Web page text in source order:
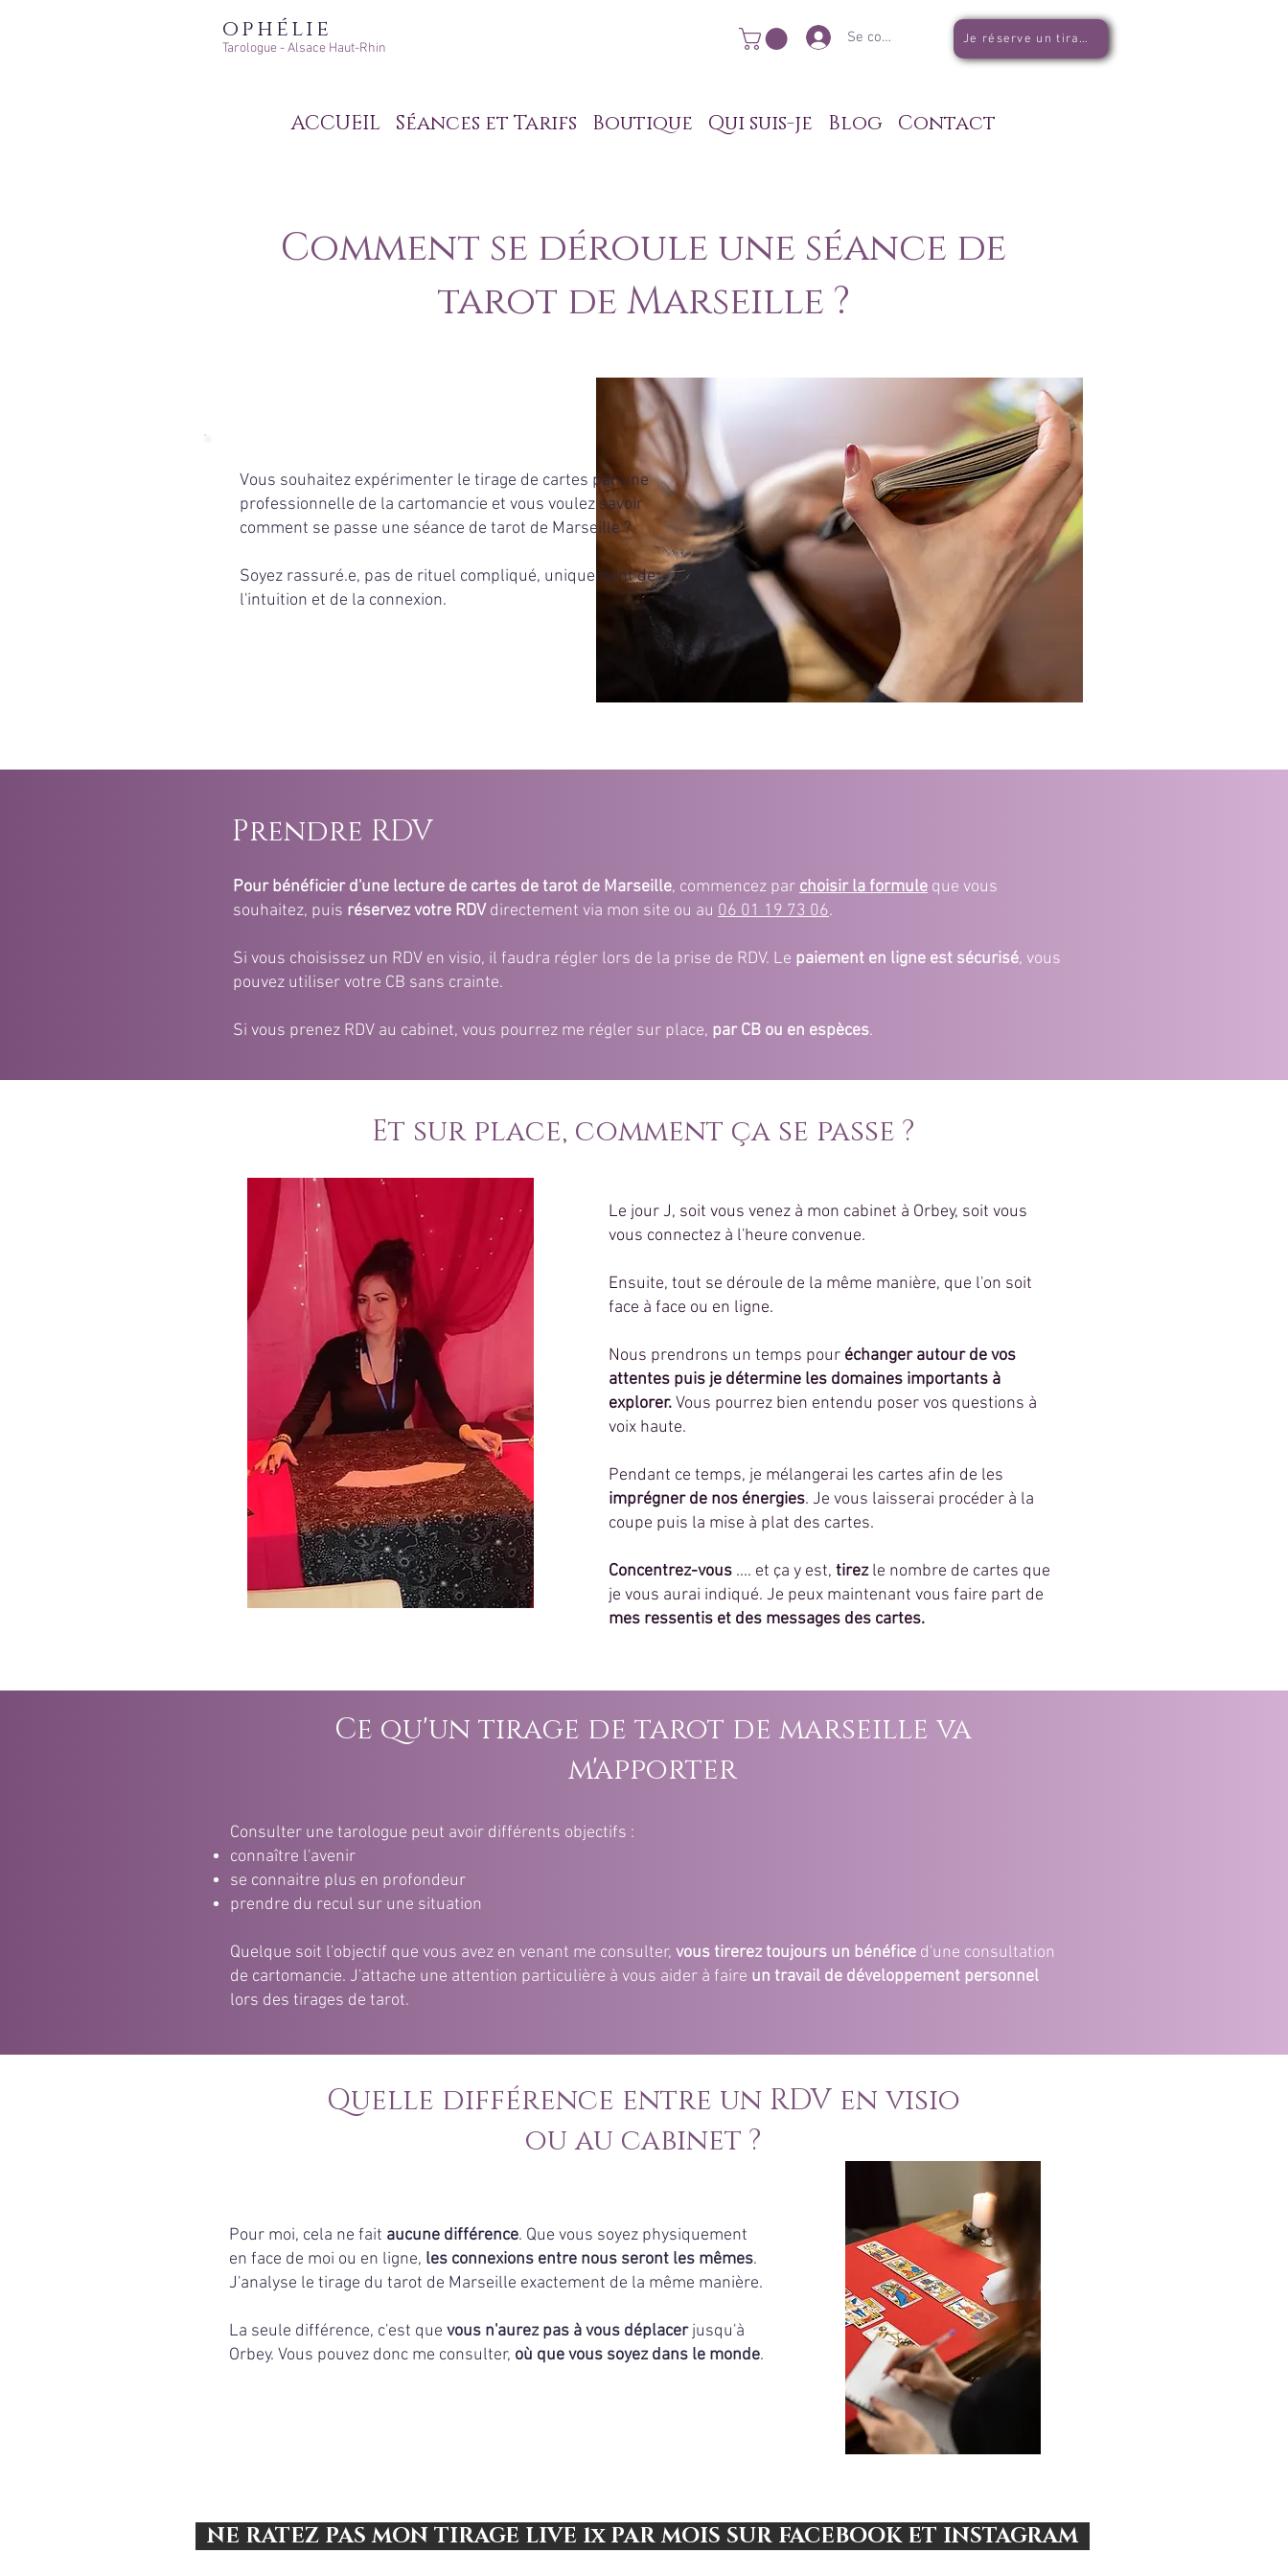
ophélie
Tarologue - Alsace Haut-Rhin
Se connecter Je réserve un tirage
ACCUEIL Séances et Tarifs Boutique Qui suis-je Blog Contact
Comment se déroule une séance de
tarot de Marseille ?
Vous souhaitez expérimenter le tirage de cartes par une
professionnelle de la cartomancie et vous voulez savoir
comment se passe une séance de tarot de Marseille ?
Soyez rassuré.e, pas de rituel compliqué, uniquement de
l'intuition et de la connexion.
Prendre RDV
Pour bénéficier d'une lecture de cartes de tarot de Marseille, commencez par choisir la formule que vous
souhaitez, puis réservez votre RDVdirectement via mon site ou au 06 01 19 73 06.
Si vous choisissez un RDV en visio, il faudra régler lors de la prise de RDV. Le paiement en ligne est sécurisé, vous
pouvez utiliser votre CB sans crainte.
Si vous prenez RDV au cabinet, vous pourrez me régler sur place, par CB ou en espèces.
Et sur place, comment ça se passe ?
Le jour J, soit vous venez à mon cabinet à Orbey, soit vous
vous connectez à l'heure convenue.
Ensuite, tout se déroule de la même manière, que l'on soit
face à face ou en ligne.
Nous prendrons un temps pour échanger autour de vos
attentes puis je détermine les domaines importants à
explorer.Vous pourrez bien entendu poser vos questions à
voix haute.
Pendant ce temps, je mélangerai les cartes afin de les
imprégner de nos énergies. Je vous laisserai procéder à la
coupe puis la mise à plat des cartes.
Concentrez-vous .... et ça y est, tirezle nombre de cartes que
je vous aurai indiqué. Je peux maintenant vous faire part de
mes ressentis et des messages des cartes.
Ce qu'un tirage de tarot de marseille va
m'apporter
Consulter une tarologue peut avoir différents objectifs :
connaître l'avenir
se connaitre plus en profondeur
prendre du recul sur une situation
Quelque soit l'objectif que vous avez en venant me consulter, vous tirerez toujours un bénéfice d'une consultation
de cartomancie. J'attache une attention particulière à vous aider à faire un travail de développement personnel
lors des tirages de tarot.
Quelle différence entre un RDV en visio
ou au cabinet ?
Pour moi, cela ne fait aucune différence. Que vous soyez physiquement
en face de moi ou en ligne, les connexions entre nous seront les mêmes.
J'analyse le tirage du tarot de Marseille exactement de la même manière.
La seule différence, c'est que vous n'aurez pas à vous déplacerjusqu'à
Orbey. Vous pouvez donc me consulter, où que vous soyez dans le monde.
NE RATEZ PAS MON TIRAGE LIVE 1x PAR MOIS SUR FACEBOOK ET INSTAGRAM